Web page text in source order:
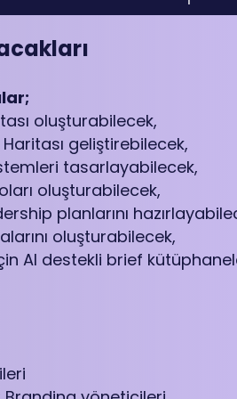
oluşturabilecek,
geliştirebilecek,
tasarlayabilecek,
oluşturabilecek,
planlarını
oluşturabilecek,
AI destekli brief